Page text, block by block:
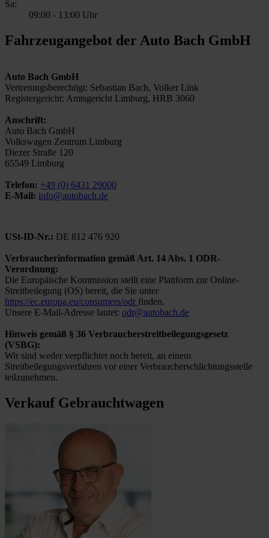
Sa:
09:00 - 13:00 Uhr
Fahrzeugangebot der Auto Bach GmbH
Auto Bach GmbH
Vertretungsberechtigt: Sebastian Bach, Volker Link
Registergericht: Amtsgericht Limburg, HRB 3060
Anschrift:
Auto Bach GmbH
Volkswagen Zentrum Limburg
Diezer Straße 120
65549 Limburg
Telefon: +49 (0) 6431 29000
E-Mail: info@autobach.de
USt-ID-Nr.: DE 812 476 920
Verbraucherinformation gemäß Art. 14 Abs. 1 ODR-
Verordnung:
Die Europäische Kommission stellt eine Plattform zur Online-
Streitbeilegung (OS) bereit, die Sie unter
https://ec.europa.eu/consumers/odr finden.
Unsere E-Mail-Adresse lautet: odr@autobach.de
Hinweis gemäß § 36 Verbraucherstreitbeilegungsgesetz
(VSBG):
Wir sind weder verpflichtet noch bereit, an einem
Streitbeilegungsverfahren vor einer Verbraucherschlichtungsstelle
teilzunehmen.
Verkauf Gebrauchtwagen